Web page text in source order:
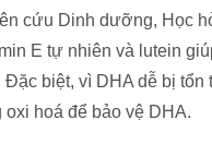
cứu Dinh dưỡng, Học
E tự nhiên và lutein
biệt, vì DHA dễ bị
hoá để bảo vệ DHA.